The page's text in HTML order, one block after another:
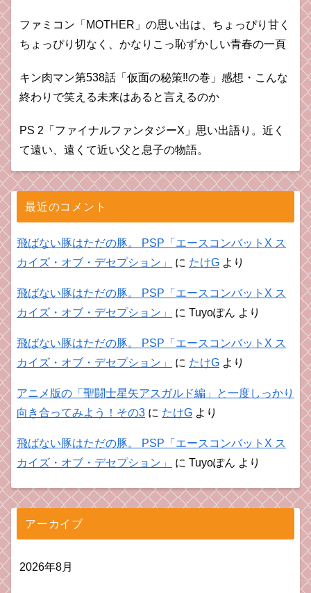
ファミコン「MOTHER」の思い出は、ちょっぴり甘く
ちょっぴり切なく、かなりこっ恥ずかしい青春の一頁
キン肉マン第538話「仮面の秘策‼︎の巻」感想・こんな
終わりで笑える未来はあると言えるのか
PS 2「ファイナルファンタジーX」思い出語り。近く
て遠い、遠くて近い父と息子の物語。
最近のコメント
飛ばない豚はただの豚。 PSP「エースコンバットX ス
カイズ・オブ・デセプション」
に たけG より
飛ばない豚はただの豚。 PSP「エースコンバットX ス
カイズ・オブ・デセプション」
に Tuyoぽん より
飛ばない豚はただの豚。 PSP「エースコンバットX ス
カイズ・オブ・デセプション」
に たけG より
アニメ版の「聖闘士星矢アスガルド編」と一度しっかり
向き合ってみよう！その3 に たけG より
飛ばない豚はただの豚。 PSP「エースコンバットX ス
カイズ・オブ・デセプション」
に Tuyoぽん より
アーカイブ
2026年8月